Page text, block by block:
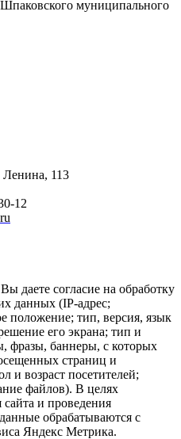
муниципального
113
12
даете согласие на обработку
данных (IP-адрес;
положение; тип, версия, язык
его экрана; тип и
фразы, баннеры, с которых
страниц и
и возраст посетителей;
файлов). В целях
и проведения
обрабатываются с
Яндекс Метрика.